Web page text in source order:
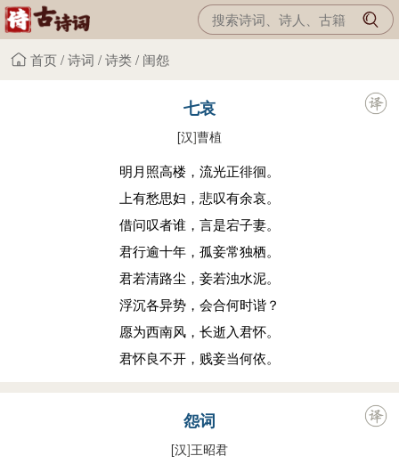
首页/诗词 /诗类/ 闺怨
七哀
[汉]曹植
明月照高楼，流光正徘徊。
上有愁思妇，悲叹有余哀。
借问叹者谁，言是宕子妻。
君行逾十年，孤妾常独栖。
君若清路尘，妾若浊水泥。
浮沉各异势，会合何时谐？
愿为西南风，长逝入君怀。
君怀良不开，贱妾当何依。
怨词
[汉]王昭君